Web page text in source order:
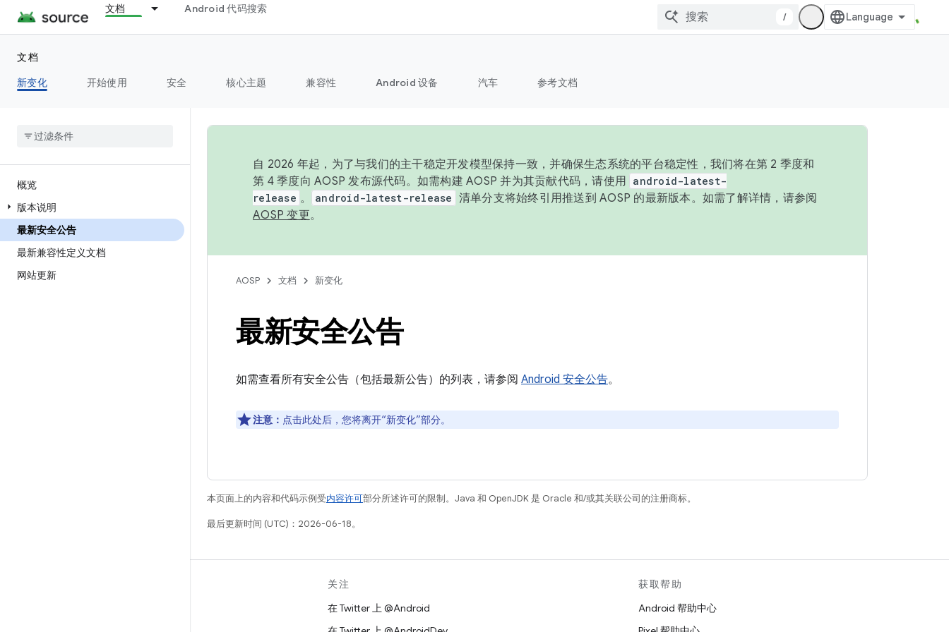
文档 Android 代码搜索
/
文档
新变化
开始使用 安全 核心主题 兼容性 Android 设备 汽车 参考文档
概览
版本说明
最新安全公告
最新兼容性定义文档
网站更新
自 2026 年起，为了与我们的主干稳定开发模型保持一致，并确保生态系统的平台稳定性，我们将在第 2 季度和
第 4 季度向 AOSP 发布源代码。如需构建 AOSP 并为其贡献代码，请使用 android-latest-
release 。 android-latest-release 清单分支将始终引用推送到 AOSP 的最新版本。如需了解详情，请参阅
AOSP 变更。
AOSP 文档 新变化
最新安全公告
如需查看所有安全公告（包括最新公告）的列表，请参阅 Android 安全公告。
注意： 点击此处后，您将离开“新变化”部分。
本页面上的内容和代码示例受内容许可部分所述许可的限制。Java 和 OpenJDK 是 Oracle 和/或其关联公司的注册商标。
最后更新时间 (UTC)：2026-06-18。
关注
在 Twitter 上 @Android
获取帮助
Android 帮助中心